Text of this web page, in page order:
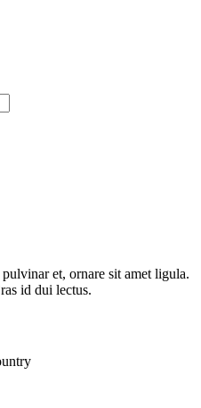
et, ornare sit amet ligula.
id dui lectus.